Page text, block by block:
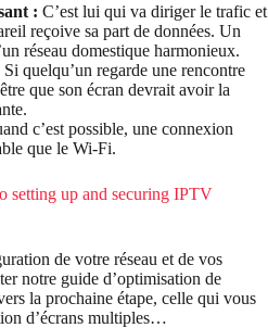
: C’est lui qui va diriger le trafic et
reçoive sa part de données. Un
réseau domestique harmonieux.
Si quelqu’un regarde une rencontre
que son écran devrait avoir la
c’est possible, une connexion
que le Wi-Fi.
setting up and securing IPTV
de votre réseau et de vos
notre guide d’optimisation de
la prochaine étape, celle qui vous
d’écrans multiples…